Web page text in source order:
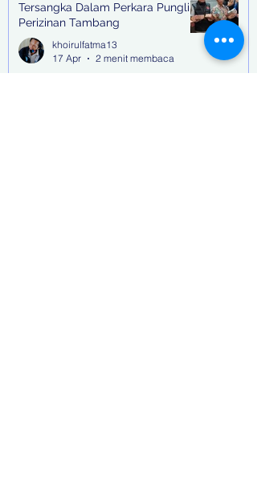
Tersangka Dalam Perkara Pungli
Perizinan Tambang
khoirulfatma13
17 Apr
2 menit membaca